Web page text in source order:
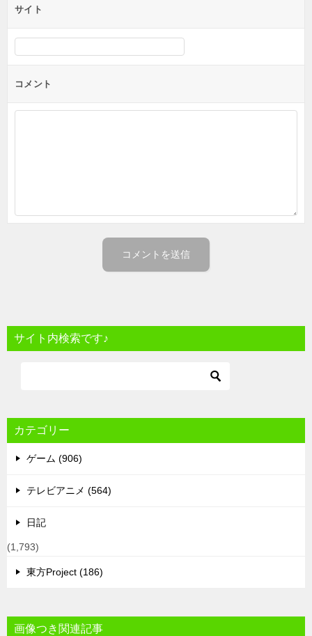
サイト
コメント
サイト内検索です♪
カテゴリー
ゲーム (906)
テレビアニメ (564)
日記
(1,793)
東方Project (186)
画像つき関連記事